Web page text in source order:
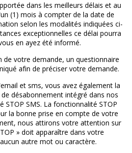
dans les meilleurs délais et au
(1) mois à compter de la date de
selon les modalités indiquées ci-
exceptionnelles ce délai pourra
en ayez été informé.
de votre demande, un questionnaire
afin de préciser votre demande.
et sms, vous avez également la
désabonnement intégré dans nos
SMS. La fonctionnalité STOP
la bonne prise en compte de votre
nous attirons votre attention sur
» doit apparaître dans votre
autre mot ou caractère.